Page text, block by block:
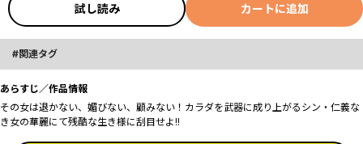
試し読み カートに追加
関連タグ
あらすじ／作品情報
その女は退かない、媚びない、顧みない！カラダを武器に成り上がるシン・仁義な
き女の華麗にて残酷な生き様に刮目せよ!!